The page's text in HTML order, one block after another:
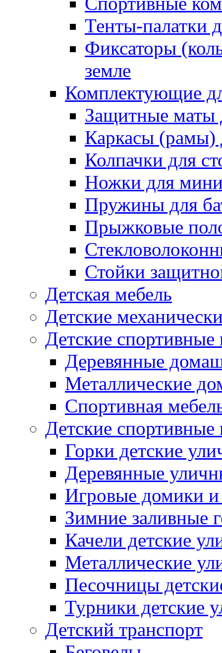
Тенты-палатки
Фиксаторы
земле
Комплектующие
Защитные маты
Каркасы (рамы)
Колпачки для
Ножки для
Пружины для
Прыжковые
Стойки
Детская мебель
Детские
Детские
Деревянные
Металлические
Спортивная
Детские
Горки детские
Деревянные
Игровые домики и
Зимние заливные
Качели детские
Металлические
Песочницы
Турники детские
Детский транспорт